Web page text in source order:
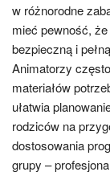
w różnorodne
mieć pewność,
bezpieczną i
Animatorzy
materiałów
ułatwia
rodziców na
dostosowania
grupy –